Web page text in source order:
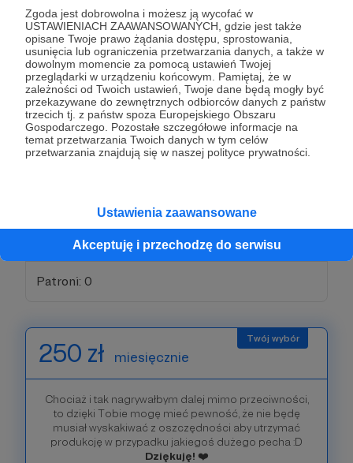
Zgoda jest dobrowolna i możesz ją wycofać w
USTAWIENIACH ZAAWANSOWANYCH, gdzie jest także
opisane Twoje prawo żądania dostępu, sprostowania,
usunięcia lub ograniczenia przetwarzania danych, a także w
dowolnym momencie za pomocą ustawień Twojej
przeglądarki w urządzeniu końcowym. Pamiętaj, że w
zależności od Twoich ustawień, Twoje dane będą mogły być
przekazywane do zewnętrznych odbiorców danych z państw
trzecich tj. z państw spoza Europejskiego Obszaru
Gospodarczego. Pozostałe szczegółowe informacje na
temat przetwarzania Twoich danych w tym celów
przetwarzania znajdują się w naszej polityce prywatności.
Ustawienia zaawansowane
Akceptuję i przechodzę do serwisu
100 zł miesięcznie
CZY TY WIESZ, ILE TO PIENIĘDZY?! Pewnie tak, więc
musisz też wiedzieć, jak bardzo mi pomagasz! 100
złotych miesięcznie przez rok pozwala mi na pokrycie
kosztów licencji na stock video, z którego korzystam w
każdym filmie.Dziękuję!❤️
Nagroda: poprzednie progi oraz
✔️ Po 3 miesiącach wsparcia dostaniesz dostęp do
specjalnego kanału na naszym serwerze Discorda
(zobacz próg za 250 złotych).
Patroni: 0
250 zł miesięcznie
Chociaż i tak nagrywałbym dalej mimo przeciwności,
to dzięki Tobie mogę mieć pewność, że nie będę
musiał wyskakiwać z oszczędności aby utrzymać
produkcję w przypadku jakiegoś dużego pecha :D
Dziękuję! ❤️